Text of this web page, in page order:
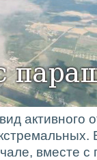
активного
вместе